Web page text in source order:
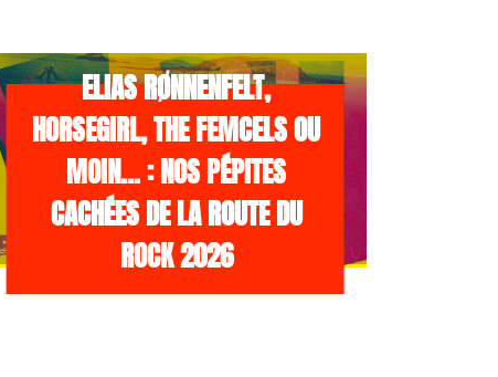
ELIAS RØNNENFELT,
HORSEGIRL, THE FEMCELS OU
MOIN… : NOS PÉPITES
CACHÉES DE LA ROUTE DU
ROCK 2026